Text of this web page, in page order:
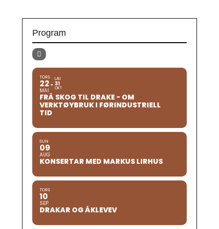
Program
TORS
22
MAI
LAU
31
OKT
FRÅ SKOG TIL DRAKE - OM
VERKTØYBRUK I FØRINDUSTRIELL
TID
SUN
09
AUG
KONSERTAR MED MARKUS LIRHUS
TORS
10
SEP
DRAKAR OG ÅKLEVEV